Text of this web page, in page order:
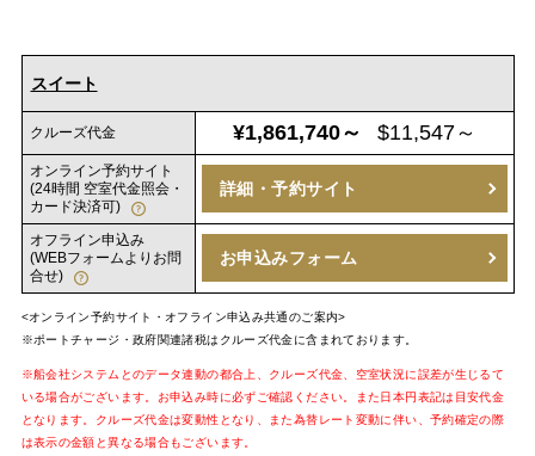
スイート
クルーズ代金 ¥1,861,740～ $11,547～
オンライン予約サイト
(24時間 空室代金照会・
カード決済可)
詳細・予約サイト
オフライン申込み
(WEBフォームよりお問
合せ)
お申込みフォーム
<オンライン予約サイト・オフライン申込み共通のご案内>
※ポートチャージ・政府関連諸税はクルーズ代金に含まれております。
※船会社システムとのデータ連動の都合上、クルーズ代金、空室状況に誤差が生じるて
いる場合がございます。お申込み時に必ずご確認ください。また日本円表記は目安代金
となります。クルーズ代金は変動性となり、また為替レート変動に伴い、予約確定の際
は表示の金額と異なる場合もございます。